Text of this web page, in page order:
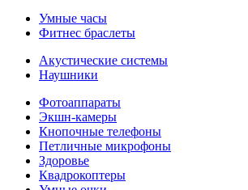
Умные часы
Фитнес браслеты
Акустические системы
Наушники
Фотоаппараты
Экшн-камеры
Кнопочные телефоны
Петличные микрофоны
Здоровье
Квадрокоптеры